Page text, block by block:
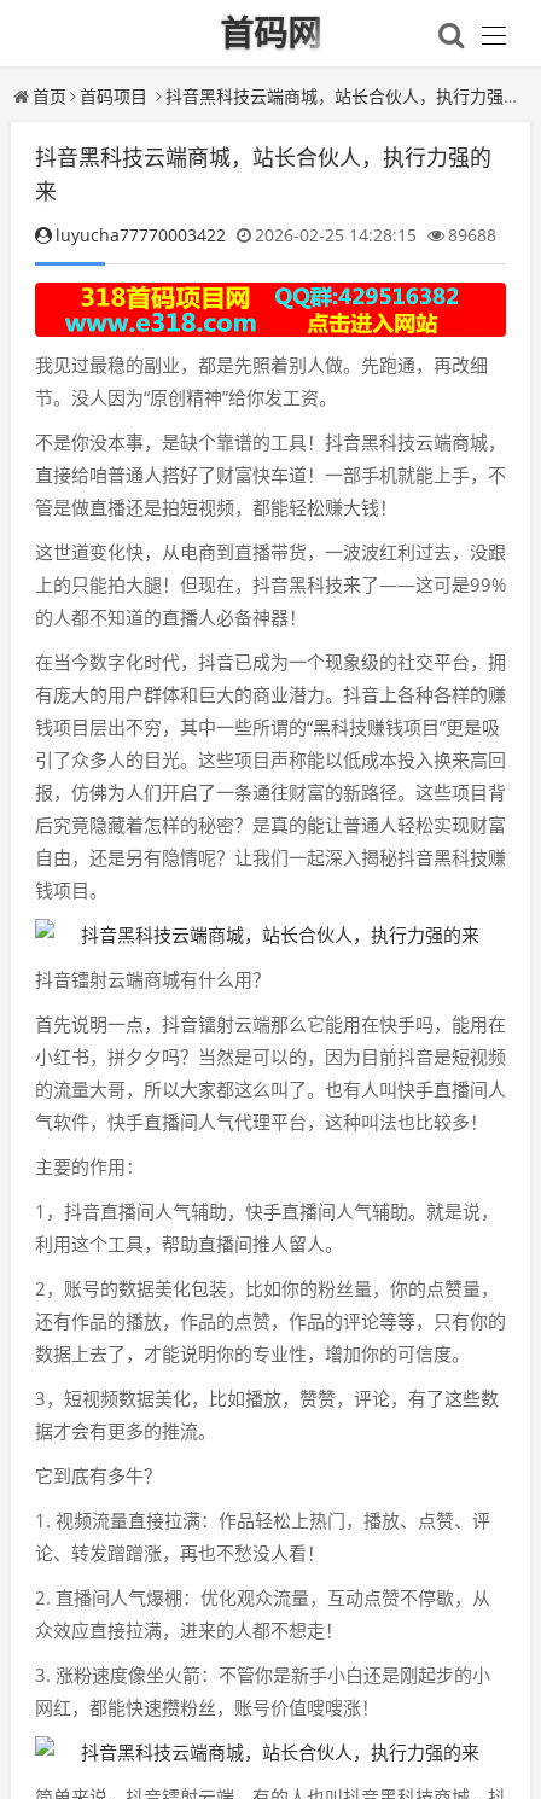
首码网
首页 首码项目 抖音黑科技云端商城，站长合伙人，执行力强的来
抖音黑科技云端商城，站长合伙人，执行力强的
来
luyucha77770003422 2026-02-25 14:28:15 89688
我见过最稳的副业，都是先照着别人做。先跑通，再改细
节。没人因为“原创精神”给你发工资。
不是你没本事，是缺个靠谱的工具！抖音黑科技云端商城，
直接给咱普通人搭好了财富快车道！一部手机就能上手，不
管是做直播还是拍短视频，都能轻松赚大钱！
这世道变化快，从电商到直播带货，一波波红利过去，没跟
上的只能拍大腿！但现在，抖音黑科技来了——这可是99%
的人都不知道的直播人必备神器！
在当今数字化时代，抖音已成为一个现象级的社交平台，拥
有庞大的用户群体和巨大的商业潜力。抖音上各种各样的赚
钱项目层出不穷，其中一些所谓的“黑科技赚钱项目”更是吸
引了众多人的目光。这些项目声称能以低成本投入换来高回
报，仿佛为人们开启了一条通往财富的新路径。这些项目背
后究竟隐藏着怎样的秘密？是真的能让普通人轻松实现财富
自由，还是另有隐情呢？让我们一起深入揭秘抖音黑科技赚
钱项目。
抖音镭射云端商城有什么用？
首先说明一点，抖音镭射云端那么它能用在快手吗，能用在
小红书，拼夕夕吗？当然是可以的，因为目前抖音是短视频
的流量大哥，所以大家都这么叫了。也有人叫快手直播间人
气软件，快手直播间人气代理平台，这种叫法也比较多！
主要的作用：
1，抖音直播间人气辅助，快手直播间人气辅助。就是说，
利用这个工具，帮助直播间推人留人。
2，账号的数据美化包装，比如你的粉丝量，你的点赞量，
还有作品的播放，作品的点赞，作品的评论等等，只有你的
数据上去了，才能说明你的专业性，增加你的可信度。
3，短视频数据美化，比如播放，赞赞，评论，有了这些数
据才会有更多的推流。
它到底有多牛？
1. 视频流量直接拉满：作品轻松上热门，播放、点赞、评
论、转发蹭蹭涨，再也不愁没人看！
2. 直播间人气爆棚：优化观众流量，互动点赞不停歇，从
众效应直接拉满，进来的人都不想走！
3. 涨粉速度像坐火箭：不管你是新手小白还是刚起步的小
网红，都能快速攒粉丝，账号价值嗖嗖涨！